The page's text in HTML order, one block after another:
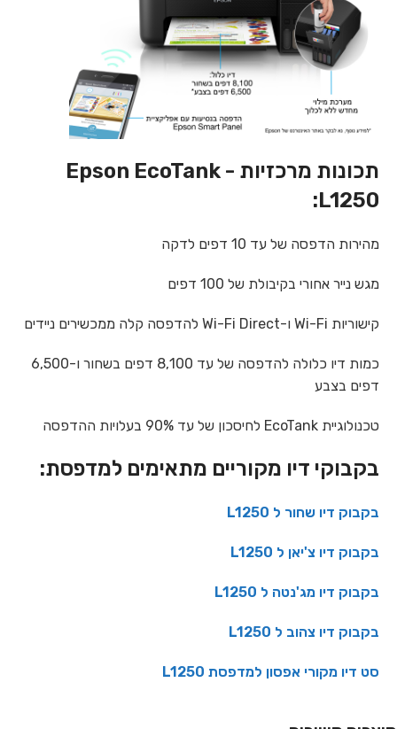
תכונות מרכזיות - Epson EcoTank
L1250:
מהירות הדפסה של עד 10 דפים לדקה
מגש נייר אחורי בקיבולת של 100 דפים
קישוריות Wi-Fi ו-Wi-Fi Direct להדפסה קלה ממכשירים ניידים
כמות דיו כלולה להדפסה של עד 8,100 דפים בשחור ו-6,500
דפים בצבע
טכנולוגיית EcoTank לחיסכון של עד 90% בעלויות ההדפסה
בקבוקי דיו מקוריים מתאימים למדפסת:
בקבוק דיו שחור ל L1250
בקבוק דיו צ'יאן ל L1250
בקבוק דיו מג'נטה ל L1250
בקבוק דיו צהוב ל L1250
סט דיו מקורי אפסון למדפסת L1250